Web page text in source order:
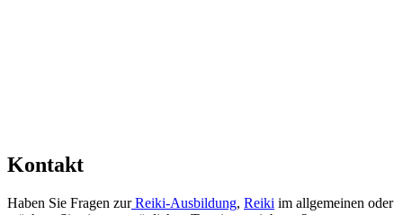
Kontakt
Haben Sie Fragen zurReiki-Ausbildung, Reiki im allgemeinen oder